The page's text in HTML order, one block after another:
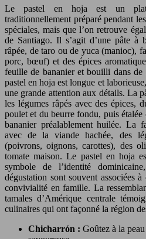
Le pastel en hoja est un
traditionnellement préparé pendant
spéciales, mais que l’on retrouve
de Santiago. Il s’agit d’une pâte à
râpée, de taro ou de yuca (manioc),
porc, bœuf) et des épices
feuille de bananier et bouilli dans de
pastel en hoja est longue et
une grande attention aux détails. La
les légumes râpés avec des épices,
poulet et du beurre fondu, puis
bananier préalablement huilée. La
avec de la viande hachée, des
(poivrons, oignons, carottes), des
tomate maison. Le pastel en hoja
symbole de l’identité
dégustation sont souvent associées
convivialité en famille. La
tamales d’Amérique centrale
culinaires qui ont façonné la région
Chicharrón : Goûtez à la